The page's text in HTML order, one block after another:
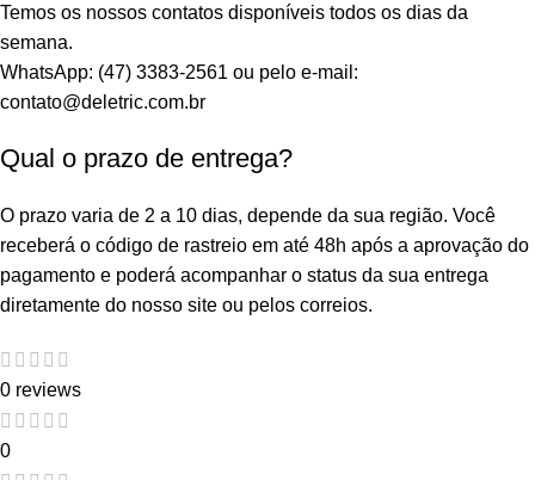
Temos os nossos contatos disponíveis todos os dias da
semana.
WhatsApp: (47) 3383-2561 ou pelo e-mail:
contato@deletric.com.br
Qual o prazo de entrega?
O prazo varia de 2 a 10 dias, depende da sua região. Você
receberá o código de rastreio em até 48h após a aprovação do
pagamento e poderá acompanhar o status da sua entrega
diretamente do nosso site ou pelos correios.
0 reviews
0